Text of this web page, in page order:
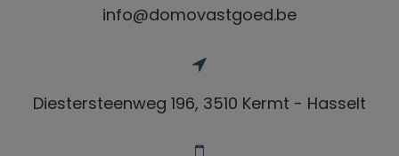
info@domovastgoed.be
Diestersteenweg 196, 3510 Kermt - Hasselt